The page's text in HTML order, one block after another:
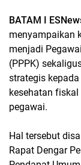
BATAM I
menyampaikan
menjadi
(PPPK)
strategis
kesehatan
pegawai.
Hal tersebut
Rapat Dengar